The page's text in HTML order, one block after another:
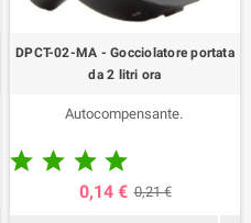
DPCT-02-MA - Gocciolatore portata
da 2 litri ora
Autocompensante.
   
0,14 € 0,21 €